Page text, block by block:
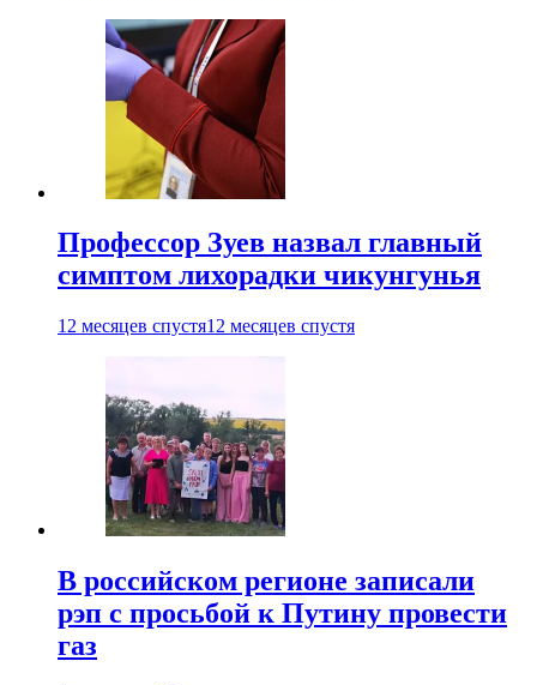
Профессор Зуев назвал главный
симптом лихорадки чикунгунья
12 месяцев спустя12 месяцев спустя
В российском регионе записали
рэп с просьбой к Путину провести
газ